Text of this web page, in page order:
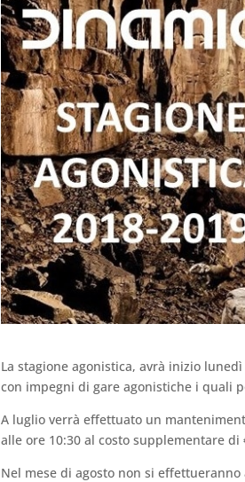
La stagione agonistica, avrà inizio
con impegni di gare agonistiche i quali
A luglio verrà effettuato un
alle ore 10:30 al costo supplementare
Nel mese di agosto non si